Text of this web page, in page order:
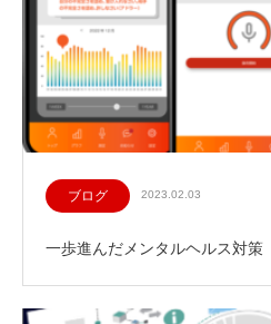
ブログ 2023.02.03
一歩進んだメンタルヘルス対策